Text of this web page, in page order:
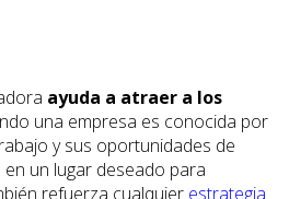
ayuda a atraer a los
una empresa es conocida por
y sus oportunidades de
un lugar deseado para
refuerza cualquier estrategia